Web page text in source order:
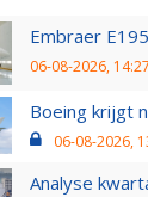
Embraer
06-08-2026, 14:27
Boeing krijgt
06-08-2026,
Analyse